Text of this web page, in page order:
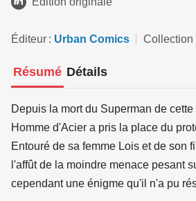
Éditeur Urban Comics Collection
Résumé Détails
Depuis la mort du Superman de cette
Homme d'Acier a pris la place du
Entouré de sa femme Lois et de son
l'affût de la moindre menace pesant
cependant une énigme qu'il n'a pu